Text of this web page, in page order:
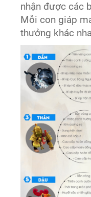
nhận được các
Mỗi con giáp
thưởng khác